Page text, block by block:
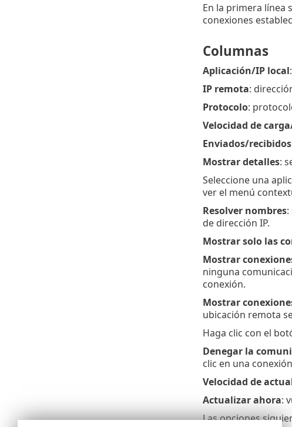
En la primera línea
conexiones
Columnas
Aplicación/IP local
IP remota:
Protocolo:
Velocidad de
Enviados/recibidos
Mostrar detalles:
Seleccione una
ver el menú
Resolver nombres:
de dirección IP.
Mostrar solo las
Mostrar
ninguna
conexión.
Mostrar
ubicación remota
Haga clic con el
Denegar la
clic en una
Velocidad de
Actualizar ahora:
Las opciones